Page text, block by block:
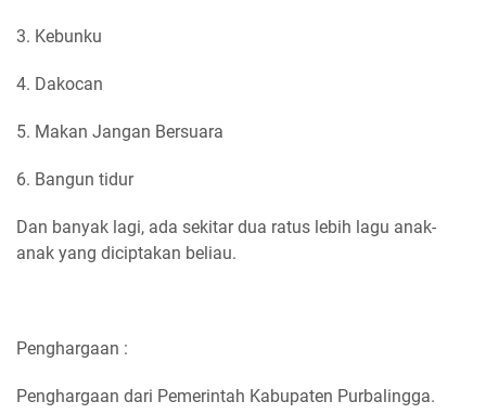
3. Kebunku
4. Dakocan
5. Makan Jangan Bersuara
6. Bangun tidur
Dan banyak lagi, ada sekitar dua ratus lebih lagu anak-
anak yang diciptakan beliau.
Penghargaan :
Penghargaan dari Pemerintah Kabupaten Purbalingga.